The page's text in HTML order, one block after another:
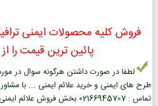
فروش کلیه محصولات ایمنی
پائین ترین قیمت را
لطفا در صورت داشتن هرگونه سوال در
طرح های ایمنی و خرید علائم ایمنی ... با
تماس : 02166945707 بخش فروش علائم ایمنی